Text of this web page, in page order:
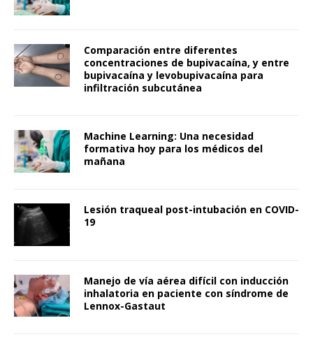
Comparación entre diferentes
concentraciones de bupivacaína, y entre
bupivacaína y levobupivacaína para
infiltración subcutánea
Machine Learning: Una necesidad
formativa hoy para los médicos del
mañana
Lesión traqueal post-intubación en COVID-
19
Manejo de vía aérea difícil con inducción
inhalatoria en paciente con síndrome de
Lennox-Gastaut